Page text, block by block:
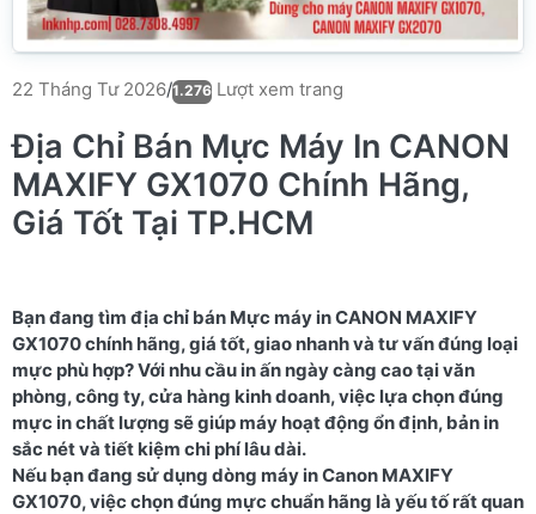
22 Tháng Tư 2026/1.276 Lượt xem trang
Địa Chỉ Bán Mực Máy In CANON
MAXIFY GX1070 Chính Hãng,
Giá Tốt Tại TP.HCM
Bạn đang tìm địa chỉ bán Mực máy in CANON MAXIFY
GX1070 chính hãng, giá tốt, giao nhanh và tư vấn đúng loại
mực phù hợp? Với nhu cầu in ấn ngày càng cao tại văn
phòng, công ty, cửa hàng kinh doanh, việc lựa chọn đúng
mực in chất lượng sẽ giúp máy hoạt động ổn định, bản in
sắc nét và tiết kiệm chi phí lâu dài.
Nếu bạn đang sử dụng dòng máy in Canon MAXIFY
GX1070, việc chọn đúng mực chuẩn hãng là yếu tố rất quan